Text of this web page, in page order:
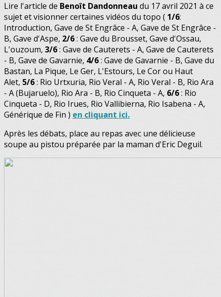
Lire l'article de Benoît Dandonneau du 17 avril 2021 à ce
sujet et visionner certaines vidéos du topo ( 1/6:
Introduction, Gave de St Engrâce - A, Gave de St Engrâce -
B, Gave d'Aspe, 2/6: Gave du Brousset, Gave d'Ossau,
L'ouzoum, 3/6: Gave de Cauterets - A, Gave de Cauterets
- B, Gave de Gavarnie, 4/6: Gave de Gavarnie - B, Gave du
Bastan, La Pique, Le Ger, L'Estours, Le Cor ou Haut
Alet, 5/6: Rio Urtxuria, Rio Veral - A, Rio Veral - B, Rio Ara
- A (Bujaruelo), Rio Ara - B, Rio Cinqueta - A, 6/6: Rio
Cinqueta - D, Rio Irues, Rio Vallibierna, Rio Isabena - A,
Générique de Fin ) en cliquant ici.
Après les débats, place au repas avec une délicieuse
soupe au pistou préparée par la maman d'Eric Deguil.